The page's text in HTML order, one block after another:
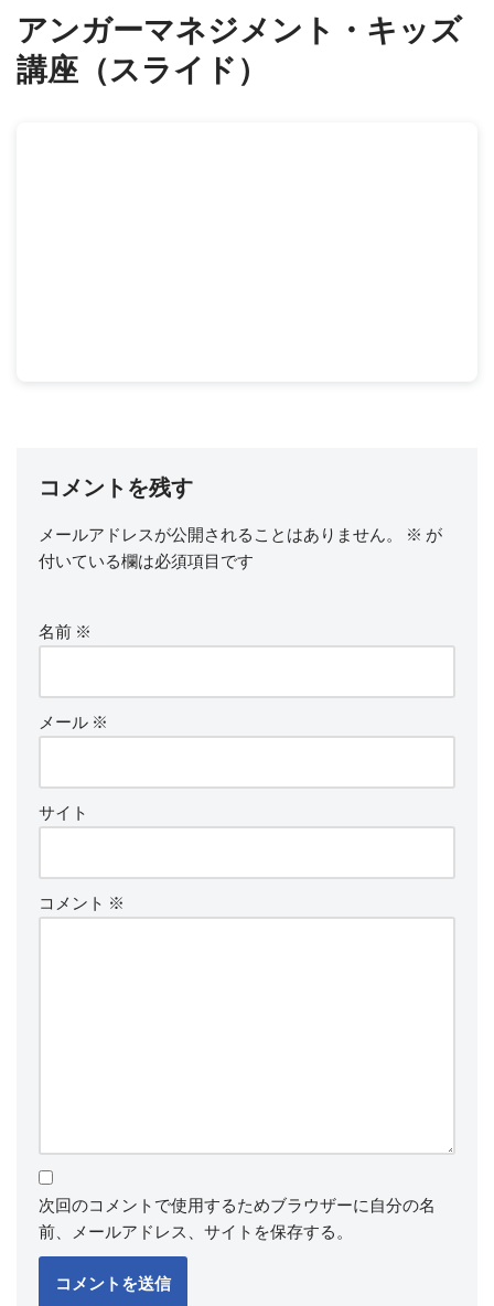
アンガーマネジメント・キッズ
講座（スライド）
コメントを残す
メールアドレスが公開されることはありません。 ※ が
付いている欄は必須項目です
名前 ※
メール ※
サイト
コメント ※
次回のコメントで使用するためブラウザーに自分の名
前、メールアドレス、サイトを保存する。